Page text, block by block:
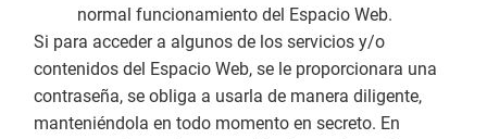
normal funcionamiento del Espacio Web.
Si para acceder a algunos de los servicios y/o
contenidos del Espacio Web, se le proporcionara una
contraseña, se obliga a usarla de manera diligente,
manteniéndola en todo momento en secreto. En